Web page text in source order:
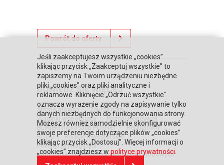
Powrót do oferty
DOWIEDZ SIĘ WIĘCEJ
Strona główna
Zaufali nam
Warunki współpracy
Poznaj Honeywell
BLIKIEM na kasach POSNET
Regulaminy
RODO
Relacje inwestorskie
Polityka prywatności
Informacja o przetwarzaniu danych osobowych
Jeśli zaakceptujesz wszystkie „cookies”
klikając przycisk „Zaakceptuj wszystkie” to
zapiszemy na Twoim urządzeniu niezbędne
pliki „cookies” oraz pliki analityczne i
reklamowe. Kliknięcie „Odrzuć wszystkie"
oznacza wyrażenie zgody na zapisywanie tylko
danych niezbędnych do funkcjonowania strony.
Możesz również samodzielnie skonfigurować
swoje preferencje dotyczące plików „cookies”
klikając przycisk „Dostosuj”. Więcej informacji o
„cookies” znajdziesz w polityce prywatności